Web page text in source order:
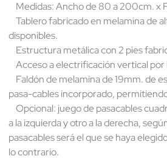
Medidas: Ancho de 80 a 200cm. x
Tablero fabricado en melamina de
disponibles.
Estructura metálica con 2 pies
Acceso a electrificación vertical
Faldón de melamina de 19mm. de
pasa-cables incorporado,
Opcional: juego de pasacables
a la izquierda y otro a la derecha,
pasacables será el que se haya
lo contrario.